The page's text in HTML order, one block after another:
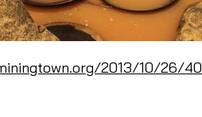
2013/10/26/40